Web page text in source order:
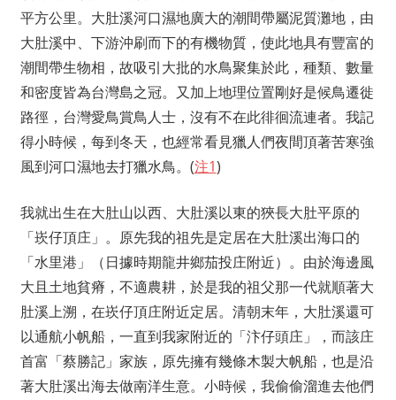
平方公里。大肚溪河口濕地廣大的潮間帶屬泥質灘地，由
大肚溪中、下游沖刷而下的有機物質，使此地具有豐富的
潮間帶生物相，故吸引大批的水鳥聚集於此，種類、數量
和密度皆為台灣島之冠。又加上地理位置剛好是候鳥遷徙
路徑，台灣愛鳥賞鳥人士，沒有不在此徘徊流連者。我記
得小時候，每到冬天，也經常看見獵人們夜間頂著苦寒強
風到河口濕地去打獵水鳥。(注1)
我就出生在大肚山以西、大肚溪以東的狹長大肚平原的
「崁仔頂庄」。原先我的祖先是定居在大肚溪出海口的
「水里港」（日據時期龍井鄉茄投庄附近）。由於海邊風
大且土地貧瘠，不適農耕，於是我的祖父那一代就順著大
肚溪上溯，在崁仔頂庄附近定居。清朝末年，大肚溪還可
以通航小帆船，一直到我家附近的「汴仔頭庄」，而該庄
首富「蔡勝記」家族，原先擁有幾條木製大帆船，也是沿
著大肚溪出海去做南洋生意。小時候，我偷偷溜進去他們